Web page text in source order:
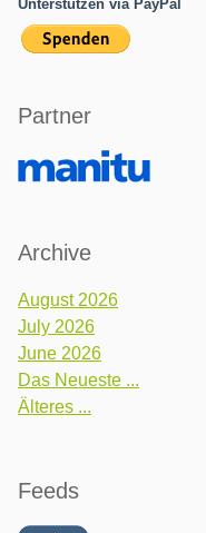
Unterstützen via PayPal
Partner
Archive
August 2026
July 2026
June 2026
Das Neueste ...
Älteres ...
Feeds